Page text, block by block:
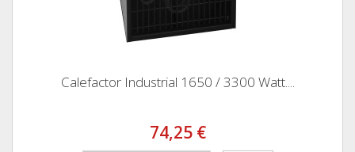
Calefactor Industrial 1650 / 3300 Watt....
74,25 €